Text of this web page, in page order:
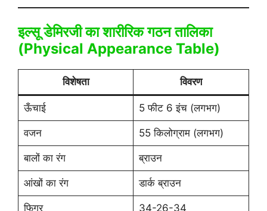
इल्सू डेमिरजी का शारीरिक गठन तालिका
(Physical Appearance Table)
विशेषता विवरण
ऊँचाई 5 फीट 6 इंच (लगभग)
वजन 55 किलोग्राम (लगभग)
बालों का रंग ब्राउन
आंखों का रंग डार्क ब्राउन
फिगर 34-26-34